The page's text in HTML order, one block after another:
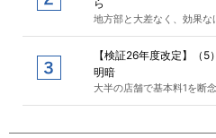
ら
地方部と大差なく、効果な
【検証26年度改定】（
明暗
大半の店舗で基本料1を断